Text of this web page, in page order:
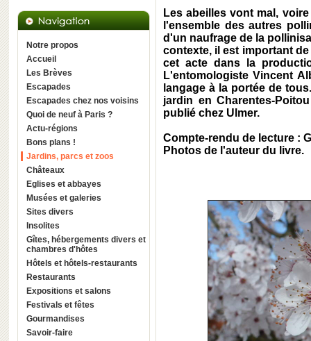
Notre propos
Accueil
Les Brèves
Escapades
Escapades chez nos voisins
Quoi de neuf à Paris ?
Actu-régions
Bons plans !
Jardins, parcs et zoos
Châteaux
Eglises et abbayes
Musées et galeries
Sites divers
Insolites
Gîtes, hébergements divers et
chambres d'hôtes
Hôtels et hôtels-restaurants
Restaurants
Expositions et salons
Festivals et fêtes
Gourmandises
Savoir-faire
Les abeilles vont mal,
l'ensemble des autres
d'un naufrage de la
contexte, il est important
cet acte dans la
L'entomologiste Vincent
langage à la portée de
jardin en Charentes-
publié chez Ulmer.
Compte-rendu de lecture :
Photos de l'auteur du livre.